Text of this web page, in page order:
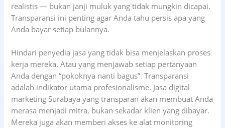
realistis — bukan janji muluk yang tidak mungkin dicapai.
Transparansi ini penting agar Anda tahu persis apa yang
Anda bayar setiap bulannya.
Hindari penyedia jasa yang tidak bisa menjelaskan proses
kerja mereka. Atau yang menjawab setiap pertanyaan
Anda dengan “pokoknya nanti bagus”. Transparansi
adalah indikator utama profesionalisme. Jasa digital
marketing Surabaya yang transparan akan membuat Anda
merasa menjadi mitra, bukan sekadar klien yang dibayar.
Mereka juga akan memberi akses ke alat monitoring